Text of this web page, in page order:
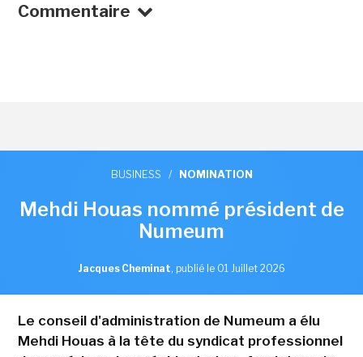
Commentaire
BUSINESS / NOMINATION
Mehdi Houas nommé président de
Numeum
Jacques Cheminat, publié le 01 Juillet 2026
Le conseil d'administration de Numeum a élu
Mehdi Houas à la tête du syndicat professionnel